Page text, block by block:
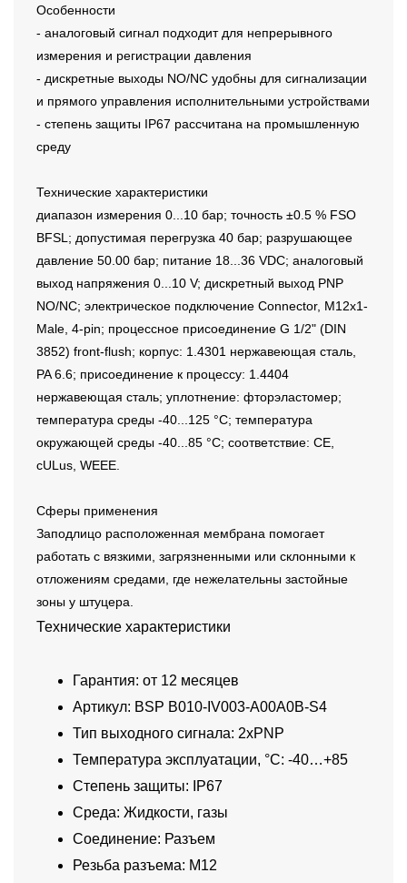
Особенности
- аналоговый сигнал подходит для непрерывного
измерения и регистрации давления
- дискретные выходы NO/NC удобны для сигнализации
и прямого управления исполнительными устройствами
- степень защиты IP67 рассчитана на промышленную
среду
Технические характеристики
диапазон измерения 0...10 бар; точность ±0.5 % FSO
BFSL; допустимая перегрузка 40 бар; разрушающее
давление 50.00 бар; питание 18...36 VDC; аналоговый
выход напряжения 0...10 V; дискретный выход PNP
NO/NC; электрическое подключение Connector, M12x1-
Male, 4-pin; процессное присоединение G 1/2" (DIN
3852) front-flush; корпус: 1.4301 нержавеющая сталь,
PA 6.6; присоединение к процессу: 1.4404
нержавеющая сталь; уплотнение: фторэластомер;
температура среды -40...125 °C; температура
окружающей среды -40...85 °C; соответствие: CE,
cULus, WEEE.
Сферы применения
Заподлицо расположенная мембрана помогает
работать с вязкими, загрязненными или склонными к
отложениям средами, где нежелательны застойные
зоны у штуцера.
Технические характеристики
Гарантия: от 12 месяцев
Артикул: BSP B010-IV003-A00A0B-S4
Тип выходного сигнала: 2xPNP
Температура эксплуатации, °C: -40…+85
Степень защиты: IP67
Среда: Жидкости, газы
Соединение: Разъем
Резьба разъема: M12